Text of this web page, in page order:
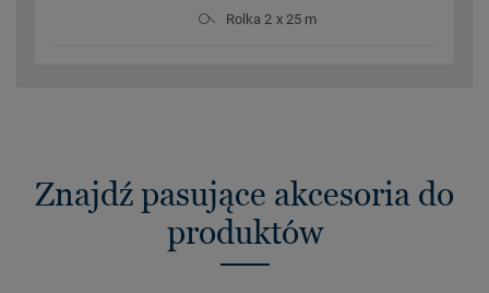
Rolka 2 x 25 m
Znajdź pasujące akcesoria do
produktów